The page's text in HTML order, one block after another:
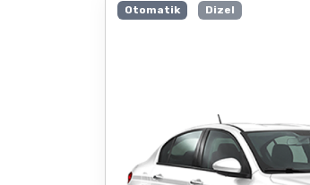
Otomatik Dizel